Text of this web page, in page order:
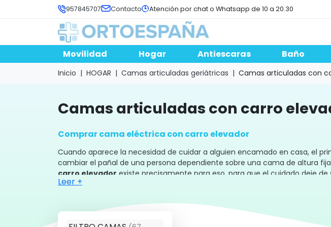
957845707 Contacto Atención por chat o Whatsapp de 10 a 20.30
Movilidad
Hogar Antiescaras Baño
Inicio HOGAR Camas articuladas geriátricas Camas articuladas con
camas articuladas con carro
Comprar cama eléctrica con carro elevador
Cuando aparece la necesidad de cuidar a alguien encamado en casa, el
cambiar el pañal de una persona dependiente sobre una cama de altura
carro elevador existe precisamente para eso, para que el cuidado deje
quien la recibe como para quien la realiza.
Por qué elegir una cama articulada con carro elevador
Leer +